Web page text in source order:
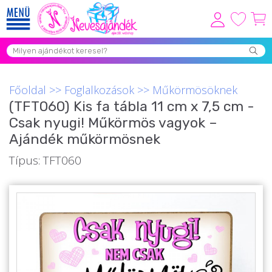
Viszonteladóknak
Grill Party Kellékek ❤️
Egyedi Ajándékok Rendelés
Összes Ajándék Kategória ⭐
Vicces Pólók
Szerelmes Ajándékok ❤
Budapest Ajándéktárgyak
Szülinapi ajándékok
Főoldal >> Foglalkozások >> Műkörmösöknek
(TFT060) Kis fa tábla 11 cm x 7,5 cm -
Csak nyugi! Műkörmös vagyok –
Ajándék műkörmösnek
Típus: TFT060